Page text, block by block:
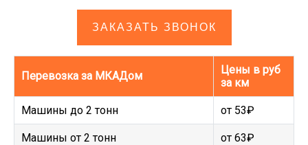
ЗАКАЗАТЬ ЗВОНОК
Перевозка за МКАДом
Цены в руб
за км
Машины до 2 тонн от 53₽
Машины от 2 тонн от 63₽